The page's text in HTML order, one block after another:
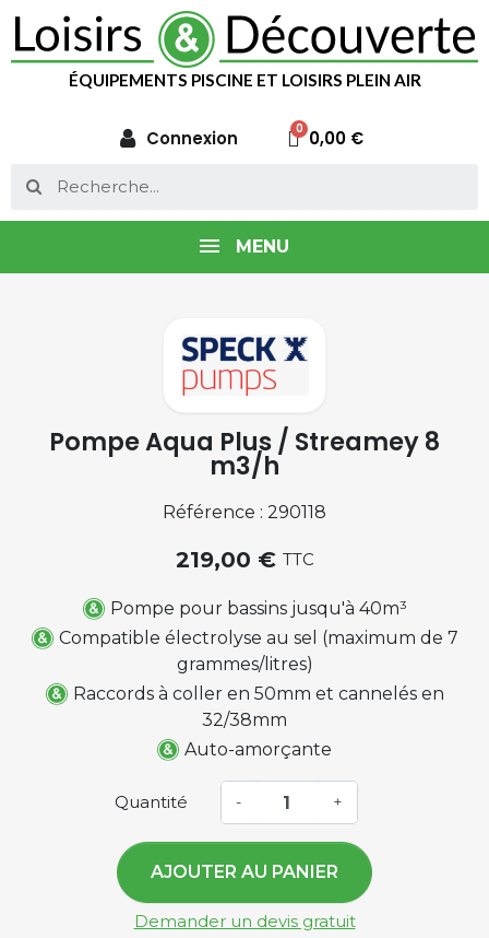
ÉQUIPEMENTS PISCINE ET LOISIRS PLEIN AIR
Connexion 0,00 €
MENU
Pompe Aqua Plus / Streamey 8
m3/h
Référence : 290118
219,00 € TTC
Pompe pour bassins jusqu'à 40m³
Compatible électrolyse au sel (maximum de 7
grammes/litres)
Raccords à coller en 50mm et cannelés en
32/38mm
Auto-amorçante
Quantité - +
AJOUTER AU PANIER
Demander un devis gratuit